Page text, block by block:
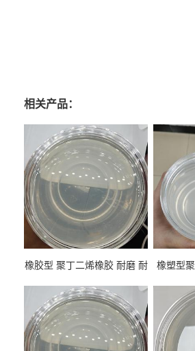
相关产品：
橡胶型 聚丁二烯橡胶 耐磨 耐
性
橡塑型